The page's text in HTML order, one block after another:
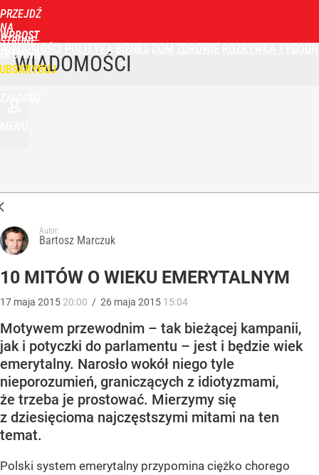
PRZEJDŹ
NA
STRONĘ
GŁÓWNĄ
WPROST
POLITYKA
WIADOMOŚCI
Autor:
Bartosz Marczuk
10 MITÓW O WIEKU EMERYTALNYM
17 maja 2015 20:00 / 26 maja 2015 15:04
Motywem przewodnim – tak bieżącej kampanii,
jak i potyczki do parlamentu – jest i będzie wiek
emerytalny. Narosło wokół niego tyle
nieporozumień, graniczących z idiotyzmami,
że trzeba je prostować. Mierzymy się
z dziesięcioma najczęstszymi mitami na ten
temat.
Polski system emerytalny przypomina ciężko chorego